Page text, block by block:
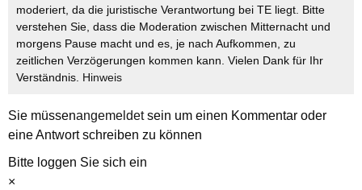
moderiert, da die juristische Verantwortung bei TE liegt. Bitte
verstehen Sie, dass die Moderation zwischen Mitternacht und
morgens Pause macht und es, je nach Aufkommen, zu
zeitlichen Verzögerungen kommen kann. Vielen Dank für Ihr
Verständnis. Hinweis
Sie müssenangemeldetsein um einen Kommentar oder
eine Antwort schreiben zu können
Bitte loggen Sie sich ein
×